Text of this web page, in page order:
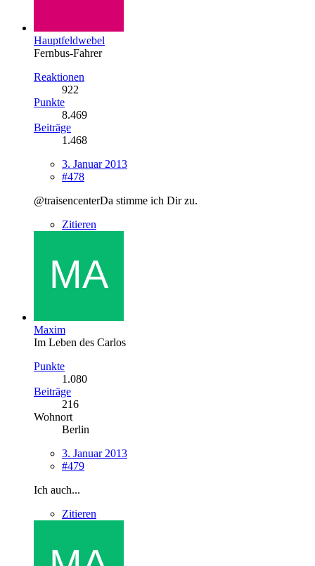
Hauptfeldwebel
Fernbus-Fahrer
Reaktionen
922
Punkte
8.469
Beiträge
1.468
3. Januar 2013
#478
@traisencenterDa stimme ich Dir zu.
Zitieren
Maxim
Im Leben des Carlos
Punkte
1.080
Beiträge
216
Wohnort
Berlin
3. Januar 2013
#479
Ich auch...
Zitieren